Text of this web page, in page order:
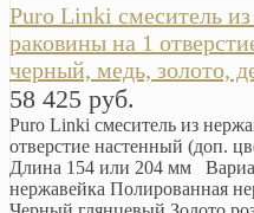
Puro Linki смеситель
раковины на 1
черный, медь, золото,
58 425 руб.
Puro Linki смеситель из
отверстие настенный (доп.
Длина 154 или 204 мм
нержавейка Полированная